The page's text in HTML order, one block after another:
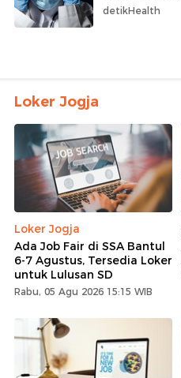
detikHealth
Loker Jogja
Loker Jogja
Ada Job Fair di SSA Bantul
6-7 Agustus, Tersedia Loker
untuk Lulusan SD
Rabu, 05 Agu 2026 15:15 WIB